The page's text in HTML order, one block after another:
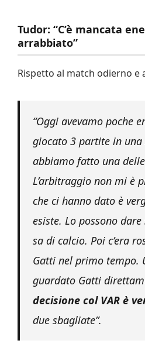
Tudor: “C’è mancata
arrabbiato”
Rispetto al match odierno e
“Oggi avevamo poche
giocato 3 partite in
abbiamo fatto una
L’arbitraggio non mi è
che ci hanno dato è
esiste. Lo possono
sa di calcio. Poi c’era
Gatti nel primo tempo.
guardato Gatti
decisione col VAR è
due sbagliate”.